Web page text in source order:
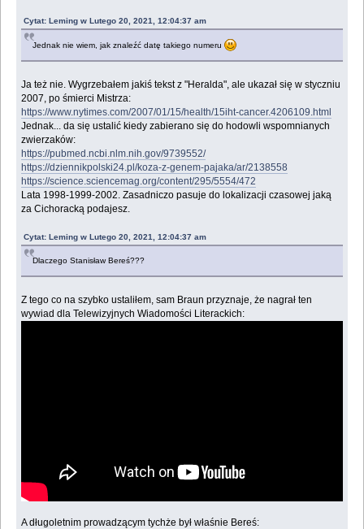
Cytat: Leming w Lutego 20, 2021, 12:04:37 am
Jednak nie wiem, jak znaleźć datę takiego numeru
Ja też nie. Wygrzebałem jakiś tekst z "Heralda", ale ukazał się w styczniu
2007, po śmierci Mistrza:
https://www.nytimes.com/2007/01/15/health/15iht-cancer.4206109.html
Jednak... da się ustalić kiedy zabierano się do hodowli wspomnianych
zwierzaków:
https://pubmed.ncbi.nlm.nih.gov/9739552/
https://dziennikpolski24.pl/koza-z-genem-pajaka/ar/2138558
https://science.sciencemag.org/content/295/5554/472
Lata 1998-1999-2002. Zasadniczo pasuje do lokalizacji czasowej jaką
za Cichoracką podajesz.
Cytat: Leming w Lutego 20, 2021, 12:04:37 am
Dlaczego Stanisław Bereś???
Z tego co na szybko ustaliłem, sam Braun przyznaje, że nagrał ten
wywiad dla Telewizyjnych Wiadomości Literackich:
A długoletnim prowadzącym tychże był właśnie Bereś: